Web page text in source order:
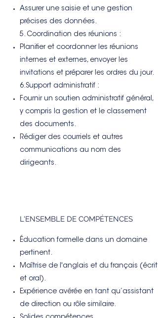
Assurer une saisie et une gestion
précises des données.
5. Coordination des réunions :
Planifier et coordonner les réunions
internes et externes, envoyer les
invitations et préparer les ordres du jour.
6.Support administratif :
Fournir un soutien administratif général,
y compris la gestion et le classement
des documents.
Rédiger des courriels et autres
communications au nom des
dirigeants.
L'ENSEMBLE DE COMPÉTENCES
Éducation formelle dans un domaine
pertinent.
Maîtrise de l'anglais et du français (écrit
et oral).
Expérience avérée en tant qu’assistant
de direction ou rôle similaire.